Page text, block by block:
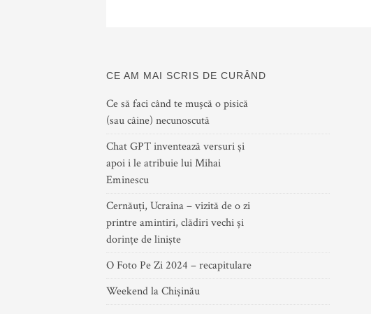
CE AM MAI SCRIS DE CURÂND
Ce să faci când te mușcă o pisică
(sau câine) necunoscută
Chat GPT inventează versuri și
apoi i le atribuie lui Mihai
Eminescu
Cernăuți, Ucraina – vizită de o zi
printre amintiri, clădiri vechi și
dorințe de liniște
O Foto Pe Zi 2024 – recapitulare
Weekend la Chișinău